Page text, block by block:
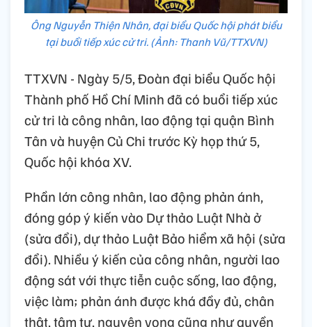
Ông Nguyễn Thiện Nhân, đại biểu Quốc hội phát biểu
tại buổi tiếp xúc cử tri. (Ảnh: Thanh Vũ/TTXVN)
TTXVN - Ngày 5/5, Đoàn đại biểu Quốc hội
Thành phố Hồ Chí Minh đã có buổi tiếp xúc
cử tri là công nhân, lao động tại quận Bình
Tân và huyện Củ Chi trước Kỳ họp thứ 5,
Quốc hội khóa XV.
Phần lớn công nhân, lao động phản ánh,
đóng góp ý kiến vào Dự thảo Luật Nhà ở
(sửa đổi), dự thảo Luật Bảo hiểm xã hội (sửa
đổi). Nhiều ý kiến của công nhân, người lao
động sát với thực tiễn cuộc sống, lao động,
việc làm; phản ánh được khá đầy đủ, chân
thật, tâm tư, nguyện vọng cũng như quyền